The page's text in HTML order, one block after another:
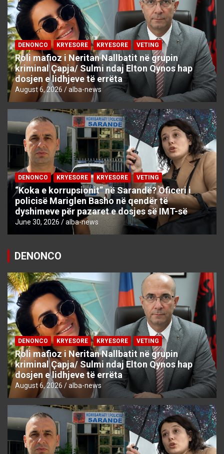
DENONCO KRYESORE KRYESORE VETING
Roli mafioz i Neritan Nallbatit në grupin
kriminal Çapja/ Sulmi ndaj Elton Qynos hap
dosjen e lidhjeve të errëta
August 6, 2026 alba-news
DENONCO KRYESORE KRYESORE VETING
“Koka e korrupsionit” në Sarandë? Oficeri i
policisë Mariglen Basho në qendër të
dyshimeve për pazaret e dosjes së IMT-së
June 30, 2026 alba-news
DENONCO
DENONCO KRYESORE KRYESORE VETING
Roli mafioz i Neritan Nallbatit në grupin
kriminal Çapja/ Sulmi ndaj Elton Qynos hap
dosjen e lidhjeve të errëta
August 6, 2026 alba-news